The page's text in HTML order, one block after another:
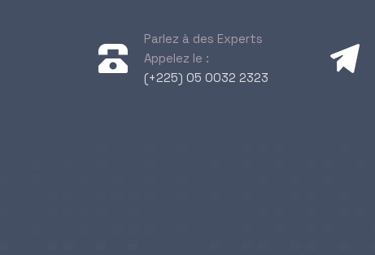
Parlez à des Experts
Appelez le :
(+225) 05 0032 2323